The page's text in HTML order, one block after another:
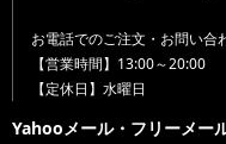
お電話でのご注文・お問い合
【営業時間】13:00～20:00
【定休日】水曜日
Yahooメール・フリーメー